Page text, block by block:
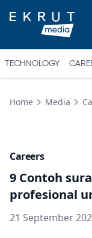
TECHNOLOGY
Home Media
Careers
9 Contoh
profesional
Published on
21 September